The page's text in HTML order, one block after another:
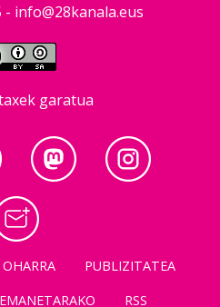
- info@28kanala.eus
garatua
OHARRA
PUBLIZITATEA
RSS